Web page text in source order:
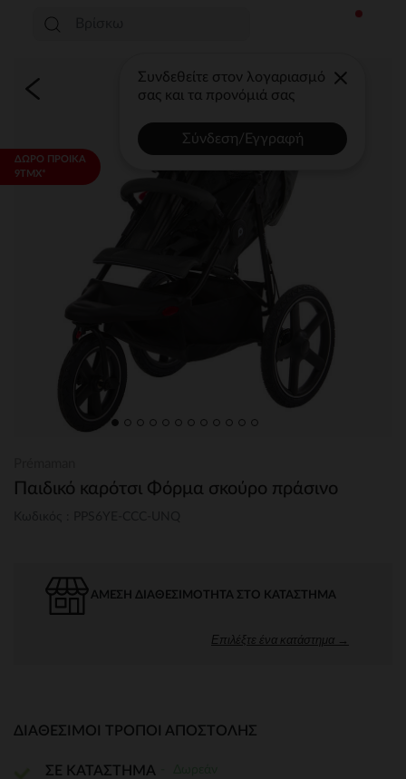
Συνδεθείτε στον λογαριασμό
σας και τα προνόμιά σας
Σύνδεση/Εγγραφή
ΔΩΡΟ ΠΡΟΙΚΑ
9ΤΜΧ*
Παιδικό καρότσι Φόρμα σκούρο πράσινο
ΆΜΕΣΗ ΔΙΑΘΕΣΙΜΌΤΗΤΑ ΣΤΟ ΚΑΤΆΣΤΗΜΑ
Επιλέξτε ένα κατάστημα →
ΔΙΑΘΈΣΙΜΟΙ ΤΡΌΠΟΙ ΑΠΟΣΤΟΛΉΣ
ΣΕ ΚΑΤΑΣΤΗΜΑ